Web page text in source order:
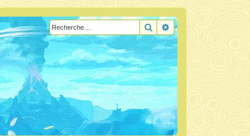
RechercherRecherche avancée